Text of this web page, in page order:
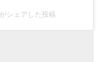
シェアした投稿